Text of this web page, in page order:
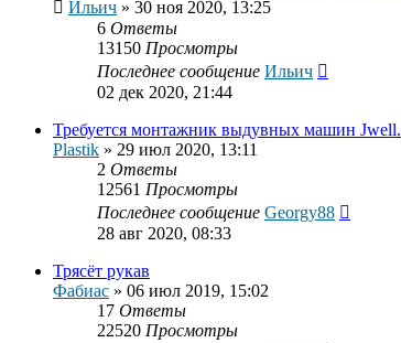
Ильич » 30 ноя 2020, 13:25
6 Ответы
13150 Просмотры
Последнее сообщение Ильич
02 дек 2020, 21:44
Требуется монтажник выдувных машин Jwell.
Plastik » 29 июл 2020, 13:11
2 Ответы
12561 Просмотры
Последнее сообщение Georgy88
28 авг 2020, 08:33
Трясёт рукав
Фабиас » 06 июл 2019, 15:02
17 Ответы
22520 Просмотры